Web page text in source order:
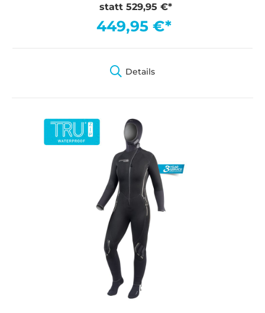
statt 529,95 €*
449,95 €*
Details